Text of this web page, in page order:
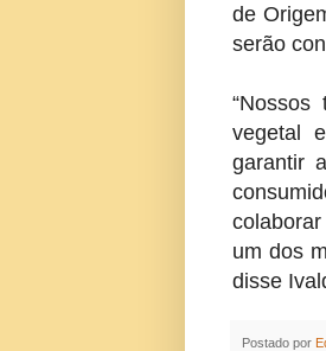
de
serão
vegetal
garantir
um dos
disse
Postado por